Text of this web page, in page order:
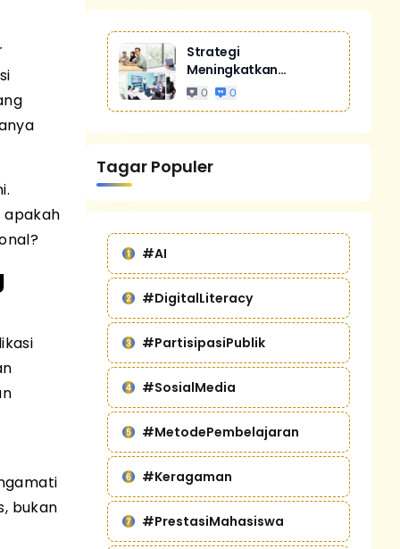
apakah
bukan
Strategi
Meningkatkan
Penjualan Melalui
0 0
Tagar Populer
#AI
#DigitalLiteracy
#PartisipasiPublik
#SosialMedia
#MetodePembelajaran
#Keragaman
#PrestasiMahasiswa